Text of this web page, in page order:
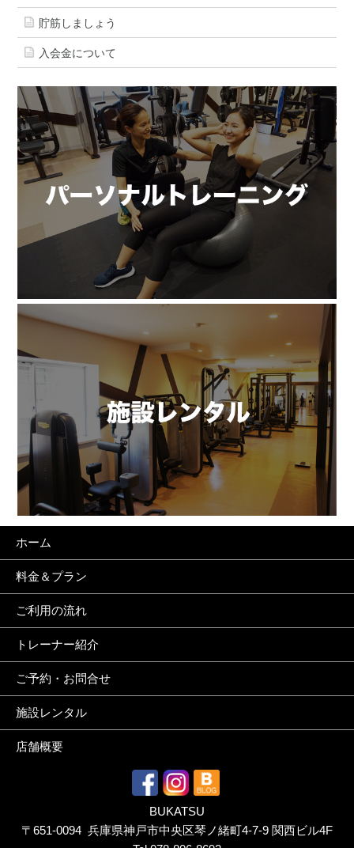
貯筋しましょう
入会金について
ホーム
料金＆プラン
ご利用の流れ
トレーナー紹介
ご予約・お問合せ
施設レンタル
店舗概要
BUKATSU
〒651-0094 兵庫県神戸市中央区琴ノ緒町4-7-9 関西ビル4F